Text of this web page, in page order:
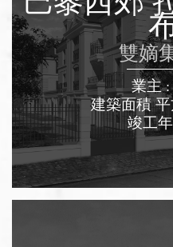
雙嫡
業主 :
建築面積 平
竣工